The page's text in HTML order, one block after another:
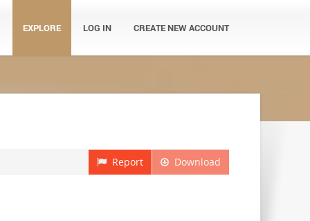
EXPLORE LOG IN CREATE NEW ACCOUNT
Download
Report